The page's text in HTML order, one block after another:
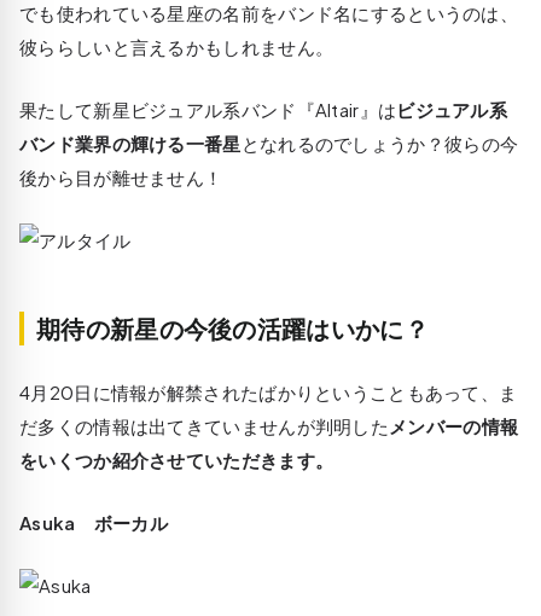
でも使われている星座の名前をバンド名にするというのは、
彼ららしいと言えるかもしれません。
果たして新星ビジュアル系バンド『Altair』はビジュアル系
バンド業界の輝ける一番星 となれるのでしょうか？彼らの今
後から目が離せません！
期待の新星の今後の活躍はいかに？
4月20日に情報が解禁されたばかりということもあって、ま
だ多くの情報は出てきていませんが判明した メンバーの情報
をいくつか紹介させていただきます。
Asuka ボーカル